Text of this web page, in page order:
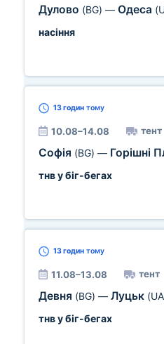
Дулово (BG) — Одеса
насіння
13 годин тому
10.08–14.08 тент
Софія (BG) — Горішні
тнв у біг-бегах
13 годин тому
11.08–13.08 тент
Девня (BG) — Луцьк
тнв у біг-бегах